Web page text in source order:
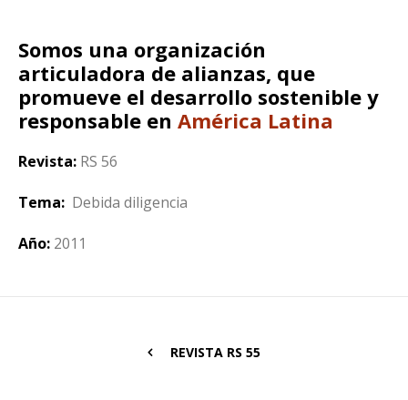
Somos una organización
articuladora de alianzas, que
promueve el desarrollo sostenible y
responsable en América Latina
Revista: RS 56
Tema: Debida diligencia
Año: 2011
REVISTA RS 55